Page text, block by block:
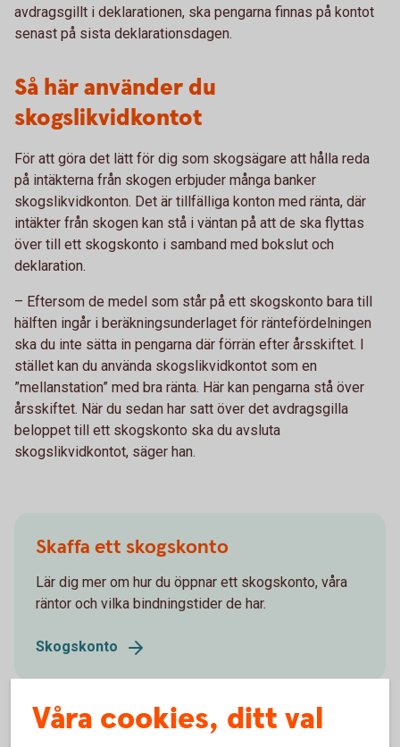
avdragsgillt i deklarationen, ska pengarna finnas på kontot
senast på sista deklarationsdagen.
Så här använder du
skogslikvidkontot
För att göra det lätt för dig som skogsägare att hålla reda
på intäkterna från skogen erbjuder många banker
skogslikvidkonton. Det är tillfälliga konton med ränta, där
intäkter från skogen kan stå i väntan på att de ska flyttas
över till ett skogskonto i samband med bokslut och
deklaration.
– Eftersom de medel som står på ett skogskonto bara till
hälften ingår i beräkningsunderlaget för räntefördelningen
ska du inte sätta in pengarna där förrän efter årsskiftet. I
stället kan du använda skogslikvidkontot som en
”mellanstation” med bra ränta. Här kan pengarna stå över
årsskiftet. När du sedan har satt över det avdragsgilla
beloppet till ett skogskonto ska du avsluta
skogslikvidkontot, säger han.
Skaffa ett skogskonto
Lär dig mer om hur du öppnar ett skogskonto, våra
räntor och vilka bindningstider de har.
Skogskonto
Våra cookies, ditt val